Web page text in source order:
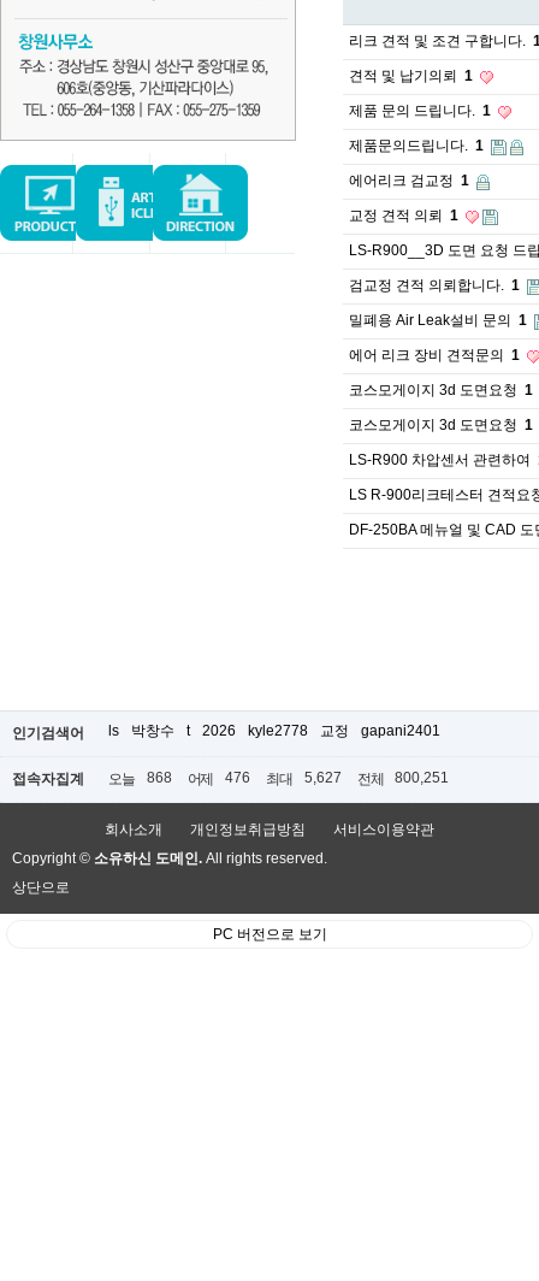
리크 견적 및 조견 구합니다.
견적 및 납기의뢰 1
제품 문의 드립니다. 1
제품문의드립니다. 1
에어리크 검교정 1
교정 견적 의뢰 1
LS-R900__3D 도면 요청 드
검교정 견적 의뢰합니다. 1
밀폐용 Air Leak설비 문의 1
에어 리크 장비 견적문의 1
코스모게이지 3d 도면요청 1
코스모게이지 3d 도면요청 1
LS-R900 차압센서 관련하여
LS R-900리크테스터 견적요
DF-250BA 메뉴얼 및 CAD
인기검색어 ls 박창수 t 2026 kyle2778 교정 gapani2401
접속자집계 오늘 868 어제 476 최대 5,627 전체 800,251
회사소개 개인정보취급방침
서비스이용약관
Copyright © 소유하신 도메인. All rights reserved.
상단으로
PC 버전으로 보기